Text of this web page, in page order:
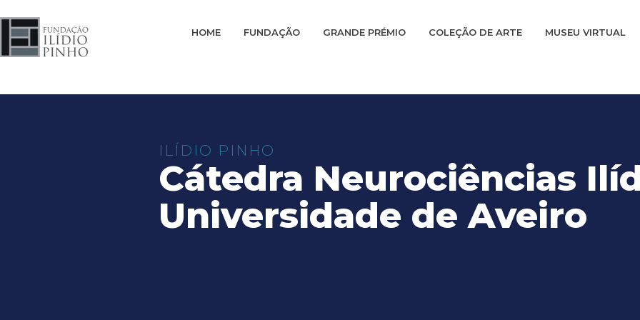
HOME FUNDAÇÃO GRANDE PRÉMIO COLEÇÃO DE ARTE MUSEU VIRTUAL
ILÍDIO PINHO
Cátedra Neurociências
Universidade de Aveiro